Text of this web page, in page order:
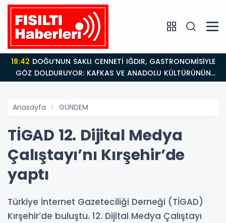
18:42
GÖZ DOLDURUYOR: KAFKAS VE ANADOLU KÜLTÜRÜNÜN
BULUŞMA NOKTASI
Anasayfa GÜNDEM
TİGAD 12. Dijital Medya
Çalıştayı’nı Kırşehir’de
yaptı
Türkiye İnternet Gazeteciliği Derneği (TİGAD)
Kırşehir’de buluştu. 12. Dijital Medya Çalıştayı